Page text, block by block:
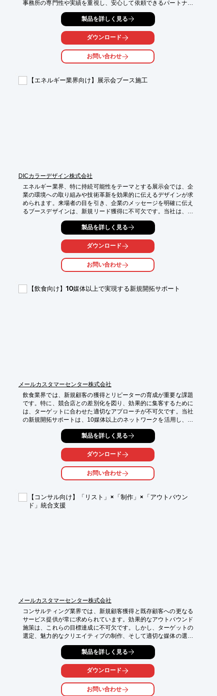
事務所の専門性や実績を重視し、安心して依頼できるパートナー
を探しています。当社の提供する水回りリフォーム特化型Web集
客システムは、デザイン事務所の皆様が、競合との差別化を図
り、新規顧客を獲得できるよう設計されています。
【活用シーン】
*   水回りリフォーム案件の獲得
*   デザイン事務所の専門性のアピール
【導入の効果】
製品を詳しく見る
ダウンロード
お問い合わせ
【エネルギー業界向け】展示会ブース施工
DICカラーデザイン株式会社
エネルギー業界、特に持続可能性をテーマとする展示会では、企
業の環境への取り組みや技術革新を効果的に伝えるデザインが求
められます。来場者の目を引き、企業のメッセージを明確に伝え
るブースデザインは、新規リード獲得に不可欠です。当社は、コ
ンセプトの具現化、接客動線、グラフィックデザイン、そしてコ
ストをコントロールしながら、展示会の成功を支援します。
【活用シーン】
・再生可能エネルギー関連企業の展示会
・省エネルギー技術を紹介する展示会
・環境保護に関するイベント
・企業のブランドイメージ向上
製品を詳しく見る
ダウンロード
お問い合わせ
【飲食向け】10媒体以上で実現する新規開拓サポート
メールカスタマーセンター株式会社
飲食業界では、新規顧客の獲得とリピーターの育成が重要な課題
です。特に、競合店との差別化を図り、効果的に集客するために
は、ターゲットに合わせた適切なアプローチが不可欠です。当社
の新規開拓サポートは、10媒体以上のネットワークを活用し、飲
食店の集客課題を解決します。
【活用シーン】
・新規顧客の獲得
・リピーターの育成
・会員組織の活性化
・販促キャンペーンの実施
・購買意欲の高い顧客へのリーチ
・費用対効果の高い集客
製品を詳しく見る
ダウンロード
お問い合わせ
【コンサル向け】「リスト」×「制作」×「アウトバウン
ド」統合支援
メールカスタマーセンター株式会社
コンサルティング業界では、新規顧客獲得と既存顧客への更なる
サービス提供が常に求められています。効果的なアウトバウンド
施策は、これらの目標達成に不可欠です。しかし、ターゲットの
選定、魅力的なクリエイティブの制作、そして適切な媒体の選定
と実施には、専門的な知識と時間が必要です。当社が提供する
「リスト」×「制作」×「アウトバウンド」統合支援は、これらの
課題を解決します。貴社のニーズに合わせた最適な施策を設計
し、実行を支援することで、案件創出を加速させます。
【活用シーン】
・新規顧客開拓のためのDM発送
製品を詳しく見る
ダウンロード
お問い合わせ